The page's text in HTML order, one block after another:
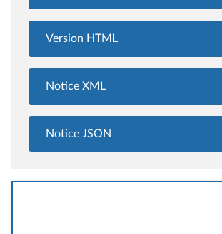
Version HTML
Notice XML
Notice JSON